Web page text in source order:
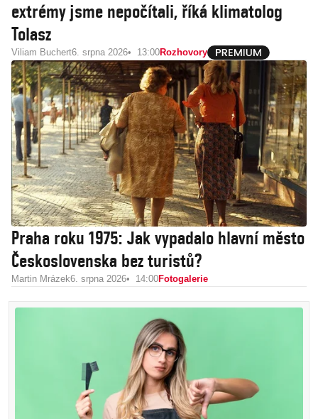
extrémy jsme nepočítali, říká klimatolog
Tolasz
Viliam Buchert6. srpna 2026 13:00Rozhovory
Praha roku 1975: Jak vypadalo hlavní město
Československa bez turistů?
Martin Mrázek6. srpna 2026 14:00Fotogalerie